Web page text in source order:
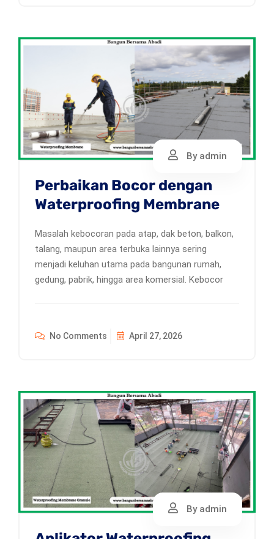
By admin
Perbaikan Bocor dengan
Waterproofing Membrane
Masalah kebocoran pada atap, dak beton, balkon,
talang, maupun area terbuka lainnya sering
menjadi keluhan utama pada bangunan rumah,
gedung, pabrik, hingga area komersial. Kebocor
No Comments April 27, 2026
By admin